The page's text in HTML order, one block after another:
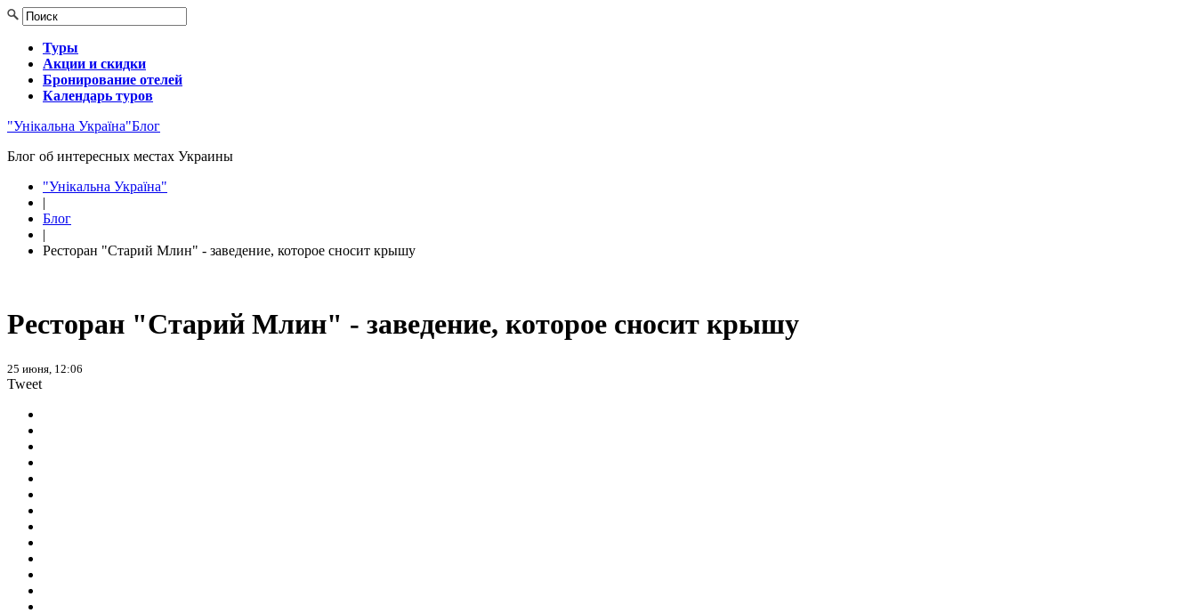
Туры
Акции и скидки
Бронирование отелей
Календарь туров
"Унікальна Україна"Блог
Блог об интересных местах Украины
"Унікальна Україна"
|
Блог
|
Ресторан "Старий Млин" - заведение, которое сносит крышу
Ресторан "Старий Млин" - заведение, которое сносит крышу
25 июня, 12:06
Tweet